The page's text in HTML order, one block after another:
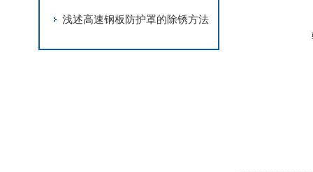
浅述高速钢板防护罩的除锈方法